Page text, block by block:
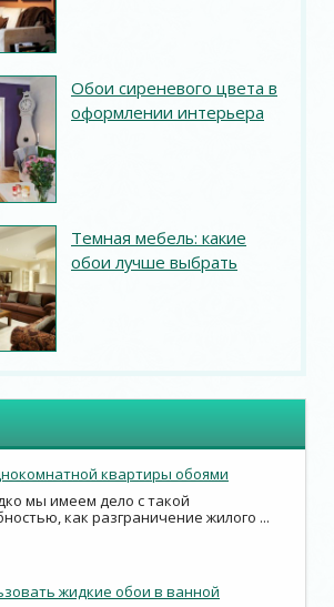
Обои сиреневого цвета в
оформлении интерьера
Темная мебель: какие
обои лучше выбрать
квартиры обоями
мы имеем дело с такой
как разграничение жилого ...
жидкие обои в ванной